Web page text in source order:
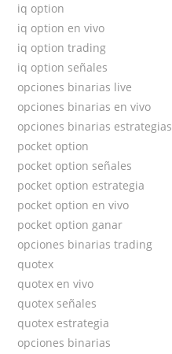
iq option
iq option en vivo
iq option trading
iq option señales
opciones binarias live
opciones binarias en vivo
opciones binarias estrategias
pocket option
pocket option señales
pocket option estrategia
pocket option en vivo
pocket option ganar
opciones binarias trading
quotex
quotex en vivo
quotex señales
quotex estrategia
opciones binarias